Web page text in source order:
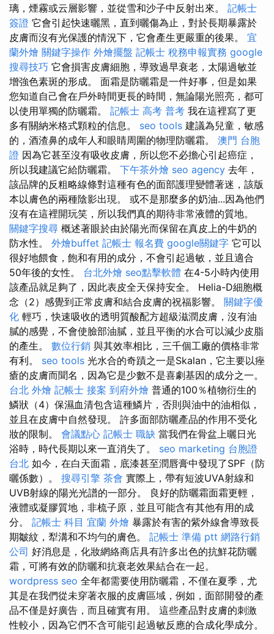
璃，煙霧或云層影響，並從雪和沙子中反射出來。 記帳士
簽證 它會引起快速曬黑，直到曬傷為止，對於長期暴露於
皮膚而沒有光保護的情況下，它會產生更嚴重的後果。 宜
蘭外燴 關鍵字操作 外燴擺盤 記帳士 稅務申報實務 google
搜尋技巧 它會損害皮膚細胞，導致過早衰老，太陽過敏並
增強色素斑的形成。 面霜是防曬霜是一件好事，但是如果
您知道自己會在戶外時間更長的時間，無論陽光照亮，都可
以使用單獨的防曬霜。 記帳士 高考 普考 我在這裡寫了更
多有關納米格式顆粒的信息。 seo tools 建議為兒童，敏感
的，酒渣鼻的成年人和眼睛周圍的物理防曬霜。 澳門 台胞
證 因為它甚至沒有吸收皮膚，所以您不必擔心引起癌症，
所以我建議它給防曬霜。 下午茶外燴 seo agency 去年，
該品牌的反粗略線條對這種有色的面部護理變體著迷，該版
本以膚色的兩種陰影出現。 或不是那麼多的奶油...因為他們
沒有在這裡開玩笑，所以我們真的期待非常液體的質地。
關鍵字搜尋 概述著眼於由於陽光而保留在真皮上的牛奶的
防水性。 外燴buffet 記帳士 報名費 google關鍵字 它可以
很好地餵食，飽和有用的成分，不會引起過敏，並且適合
50年後的女性。 台北外燴 seo點擊軟體 在4-5小時內使用
該產品就足夠了，因此表皮全天保持安全。 Helia-D細胞概
念（2）感覺到正常皮膚和結合皮膚的祝福影響。 關鍵字優
化 輕巧，快速吸收的透明質酸配方超級滋潤皮膚，沒有油
膩的感覺，不會使臉部油膩，並且平衡的水合可以減少皮脂
的產生。 數位行銷 與其效率相比，三千個工廠的價格非常
有利。 seo tools 光水合的奇蹟之一是Skalan，它主要以痤
瘡的皮膚而聞名，因為它是少數不是喜劇基因的成分之一。
台北 外燴 記帳士 接案 到府外燴 普通的100％植物衍生的
鱗狀（4）保濕血清包含這種鱗片，否則與油中的油相似，
並且在皮膚中自然發現。 許多面部防曬產品的作用不受化
妝的限制。 會議點心 記帳士 職缺 當我們在骨盆上曬日光
浴時，時代長期以來一直消失了。 seo marketing 台胞證
台北 如今，在白天面霜，底漆甚至潤唇膏中發現了SPF（防
曬係數）。 搜尋引擎 茶會 實際上，帶有短波UVA射線和
UVB射線的陽光光譜的一部分。 良好的防曬霜面霜更輕，
液體或凝膠質地，非梳子原，並且可能含有其他有用的成
分。 記帳士 科目 宜蘭 外燴 暴露於有害的紫外線會導致長
期皺紋，犁溝和不均勻的膚色。 記帳士 準備 ptt 網路行銷
公司 好消息是，化妝網絡商店具有許多出色的抗鮮花防曬
霜，可將有效的防曬和抗衰老效果結合在一起。
wordpress seo 全年都需要使用防曬霜，不僅在夏季，尤
其是在我們從未穿著衣服的皮膚區域，例如，面部開發的產
品不僅是好廣告，而且確實有用。 這些產品對皮膚的刺激
性較小，因為它們不含可能引起過敏反應的合成化學成分。